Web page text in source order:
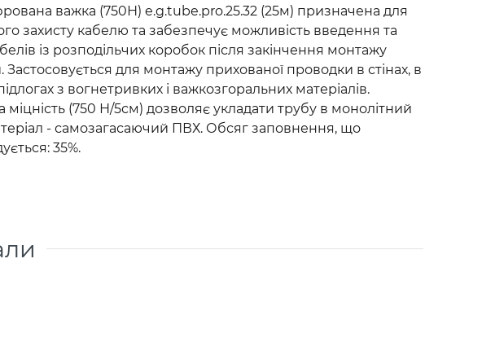
важка (750Н) e.g.tube.pro.25.32 (25м) призначена для
захисту кабелю та забезпечує можливість введення та
із розподільчих коробок після закінчення монтажу
Застосовується для монтажу прихованої проводки в стінах, в
з вогнетривких і важкозгоральних матеріалів.
міцність (750 Н/5см) дозволяє укладати трубу в монолітний
- самозагасаючий ПВХ. Обсяг заповнення, що
35%.